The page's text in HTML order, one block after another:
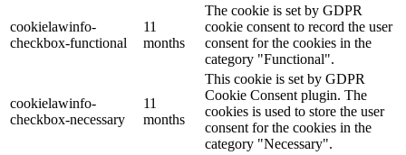
cookielawinfo-
checkbox-functional
11
months
The cookie is set by GDPR
cookie consent to record the user
consent for the cookies in the
category "Functional".
cookielawinfo-
checkbox-necessary
11
months
This cookie is set by GDPR
Cookie Consent plugin. The
cookies is used to store the user
consent for the cookies in the
category "Necessary".